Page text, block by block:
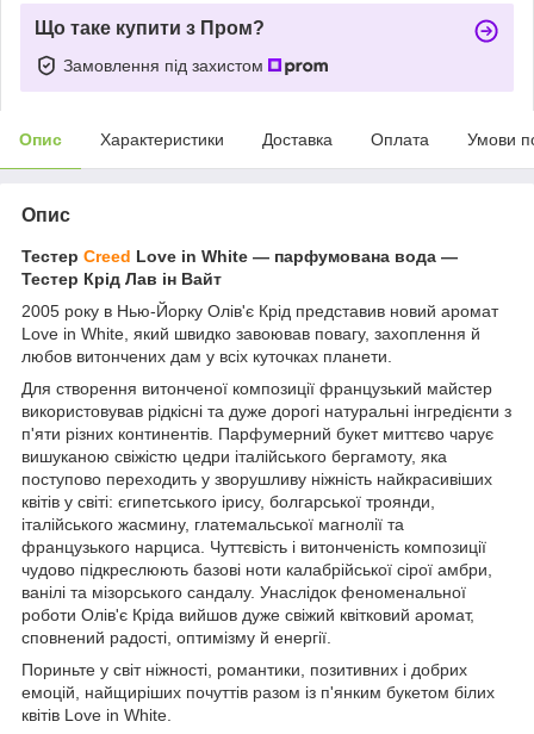
Що таке купити з Пром?
Замовлення під захистом
Опис Характеристики Доставка Оплата Умови
Опис
Тестер Creed Love in White ― парфумована вода —
Тестер Крід Лав ін Вайт
2005 року в Нью-Йорку Олів'є Крід представив новий аромат
Love in White, який швидко завоював повагу, захоплення й
любов витончених дам у всіх куточках планети.
Для створення витонченої композиції французький майстер
використовував рідкісні та дуже дорогі натуральні інгредієнти з
п'яти різних континентів. Парфумерний букет миттєво чарує
вишуканою свіжістю цедри італійського бергамоту, яка
поступово переходить у зворушливу ніжність найкрасивіших
квітів у світі: єгипетського ірису, болгарської троянди,
італійського жасмину, глатемальської магнолії та
французького нарциса. Чуттєвість і витонченість композиції
чудово підкреслюють базові ноти калабрійської сірої амбри,
ванілі та мізорського сандалу. Унаслідок феноменальної
роботи Олів'є Кріда вийшов дуже свіжий квітковий аромат,
сповнений радості, оптимізму й енергії.
Пориньте у світ ніжності, романтики, позитивних і добрих
емоцій, найщиріших почуттів разом із п'янким букетом білих
квітів Love in White.